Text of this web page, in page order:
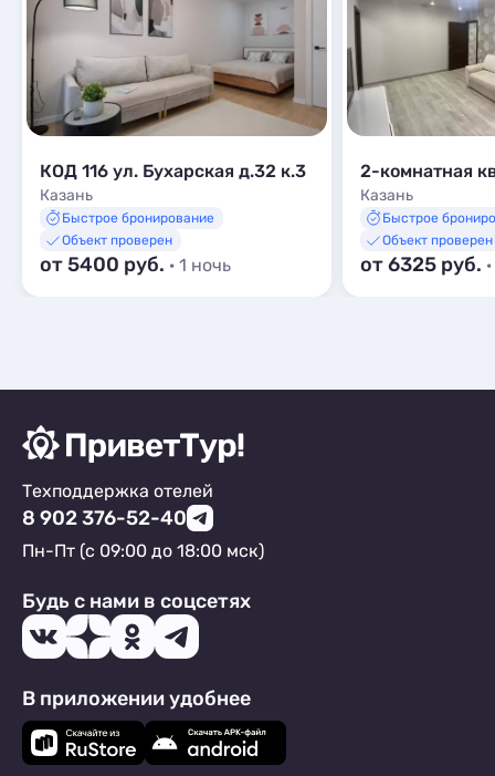
КОД 116 ул. Бухарская д.32 к.3
Казань
Быстрое бронирование
Объект проверен
от 5400 руб. · 1 ночь
Казань
Быстрое
Объект проверен
от 6325 руб.
Техподдержка отелей
8 902 376-52-40
Пн-Пт (с 09:00 до 18:00 мск)
Будь с нами в соцсетях
В приложении удобнее